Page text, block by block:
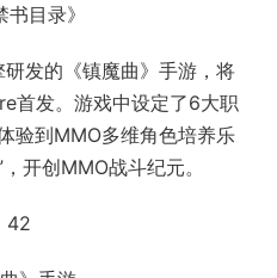
上牧云记》的联合出品方之
传播有限公司一起进行影游
易游戏自研3DMMORPG
色“铁骑”，并首爆游戏画